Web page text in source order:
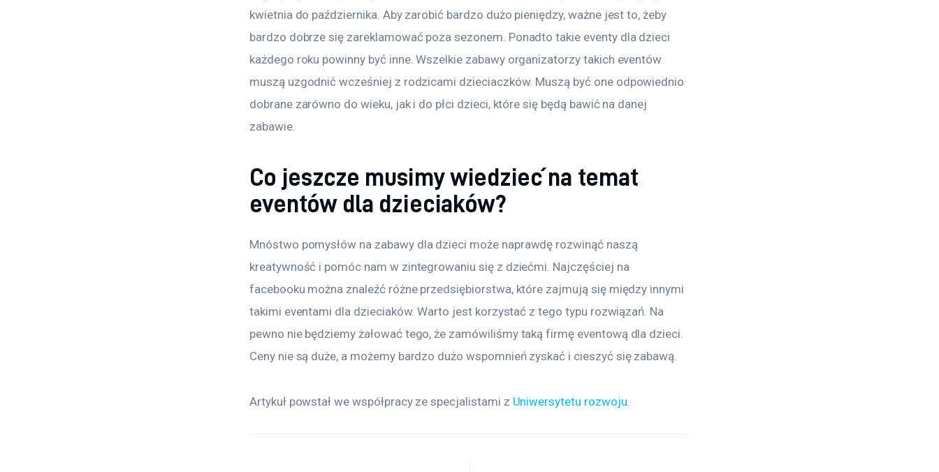
kwietnia do października. Aby zarobić bardzo dużo pieniędzy, ważne jest to, żeby
bardzo dobrze się zareklamować poza sezonem. Ponadto takie eventy dla dzieci
każdego roku powinny być inne. Wszelkie zabawy organizatorzy takich eventów
muszą uzgodnić wcześniej z rodzicami dzieciaczków. Muszą być one odpowiednio
dobrane zarówno do wieku, jak i do płci dzieci, które się będą bawić na danej
zabawie.
Co jeszcze musimy wiedzieć na temat
eventów dla dzieciaków?
Mnóstwo pomysłów na zabawy dla dzieci może naprawdę rozwinąć naszą
kreatywność i pomóc nam w zintegrowaniu się z dziećmi. Najczęściej na
facebooku można znaleźć różne przedsiębiorstwa, które zajmują się między innymi
takimi eventami dla dzieciaków. Warto jest korzystać z tego typu rozwiązań. Na
pewno nie będziemy żałować tego, że zamówiliśmy taką firmę eventową dla dzieci.
Ceny nie są duże, a możemy bardzo dużo wspomnień zyskać i cieszyć się zabawą.
Artykuł powstał we współpracy ze specjalistami z Uniwersytetu rozwoju.